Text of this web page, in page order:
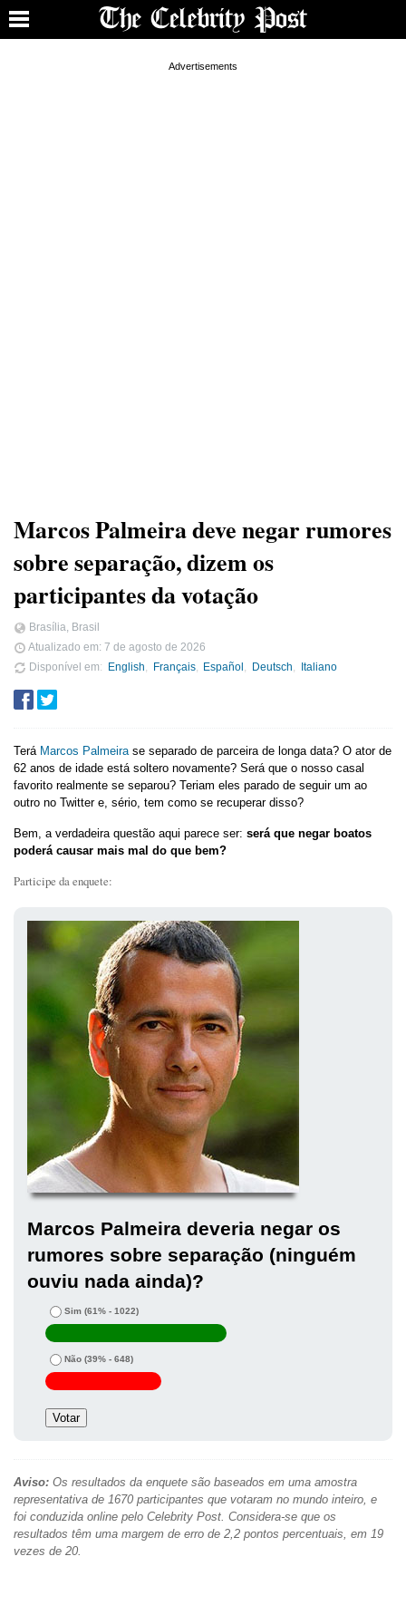
Marcos Palmeira deve negar rumores
sobre separação, dizem os
participantes da votação
Brasília, Brasil
Atualizado em: 7 de agosto de 2026
Disponível em
English Français Español Deutsch Italiano
Terá Marcos Palmeirase separado de parceira de longa data? O ator de
62 anos de idade está soltero novamente? Será que o nosso casal
favorito realmente se separou? Teriam eles parado de seguir um ao
outro no Twitter e, sério, tem como se recuperar disso?
Bem, a verdadeira questão aqui parece ser: será que negar boatos
poderá causar mais mal do que bem?
Participe da enquete:
Marcos Palmeira deveria negar os
rumores sobre separação (ninguém
ouviu nada ainda)?
Sim (61% - 1022)
Não (39% - 648)
Aviso: Os resultados da enquete são baseados em uma amostra
representativa de 1670 participantes que votaram no mundo inteiro, e
foi conduzida online pelo Celebrity Post. Considera-se que os
resultados têm uma margem de erro de 2,2 pontos percentuais, em 19
vezes de 20.